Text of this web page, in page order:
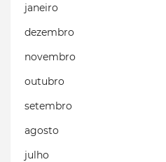
janeiro
dezembro
novembro
outubro
setembro
agosto
julho